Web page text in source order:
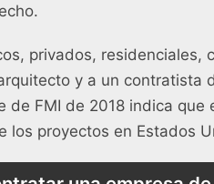
privados, residenciales,
y a un contratista
de FMI de 2018 indica que
proyectos en Estados